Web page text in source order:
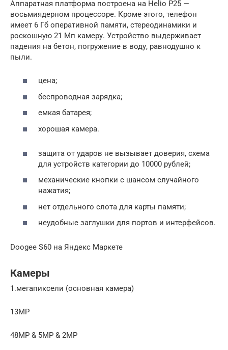
Аппаратная платформа построена на Helio P25 —
восьмиядерном процессоре. Кроме этого, телефон
имеет 6 Гб оперативной памяти, стереодинамики и
роскошную 21 Мп камеру. Устройство выдерживает
падения на бетон, погружение в воду, равнодушно к
пыли.
цена;
беспроводная зарядка;
емкая батарея;
хорошая камера.
защита от ударов не вызывает доверия, схема
для устройств категории до 10000 рублей;
механические кнопки с шансом случайного
нажатия;
нет отдельного слота для карты памяти;
неудобные заглушки для портов и интерфейсов.
Doogee S60 на Яндекс Маркете
Камеры
1.мегапиксели (основная камера)
13MP
48MP & 5MP & 2MP